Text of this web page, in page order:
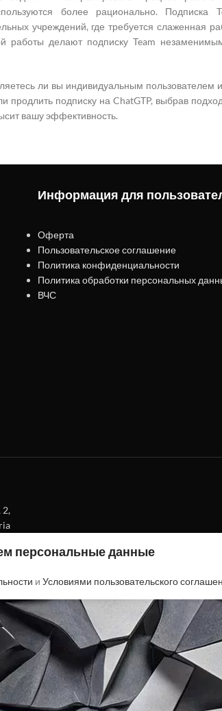
более рационально. Подписка
учреждений, где требуется слаженная
работы делают подписку Team
ли вы индивидуальным пользователем
подписку на ChatGTP, выбрав
вашу эффективность.
Информация для
Оферта
Пользовательское соглашение
Политика конфиденциальности
Политика обработки персональных
ВЧС
2,
персональные данные
и Условиями пользовательского